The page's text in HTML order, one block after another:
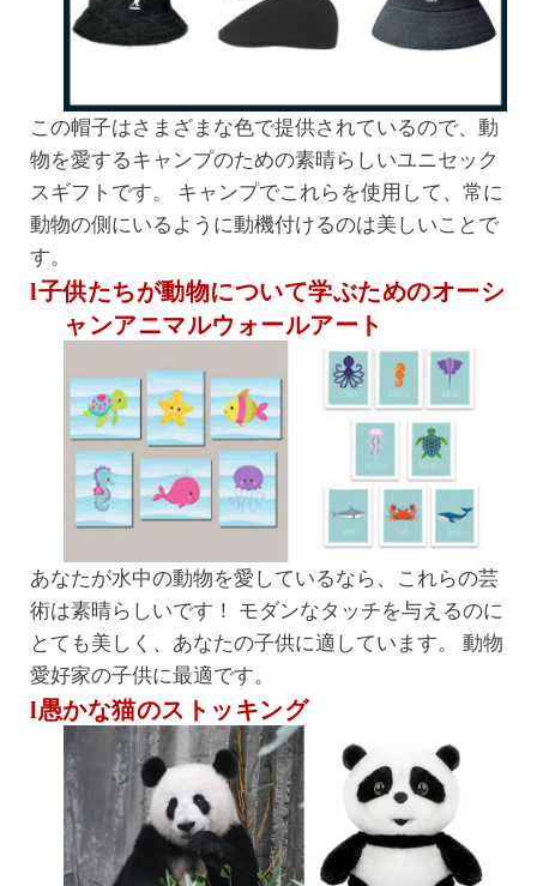
この帽子はさまざまな色で提供されているので、動
物を愛するキャンプのための素晴らしいユニセック
スギフトです。 キャンプでこれらを使用して、常に
動物の側にいるように動機付けるのは美しいことで
す。
l子供たちが動物について学ぶためのオーシ
ャンアニマルウォールアート
あなたが水中の動物を愛しているなら、これらの芸
術は素晴らしいです！ モダンなタッチを与えるのに
とても美しく、あなたの子供に適しています。 動物
愛好家の子供に最適です。
l愚かな猫のストッキング